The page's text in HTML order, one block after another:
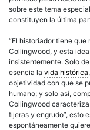
sobre este tema
constituyen la última
“El historiador tiene que
Collingwood, y esta
insistentemente. Solo
esencia la vida histórica
objetividad con que se
humano; y solo así,
Collingwood
tijeras y engrudo”, esto
espontáneamente